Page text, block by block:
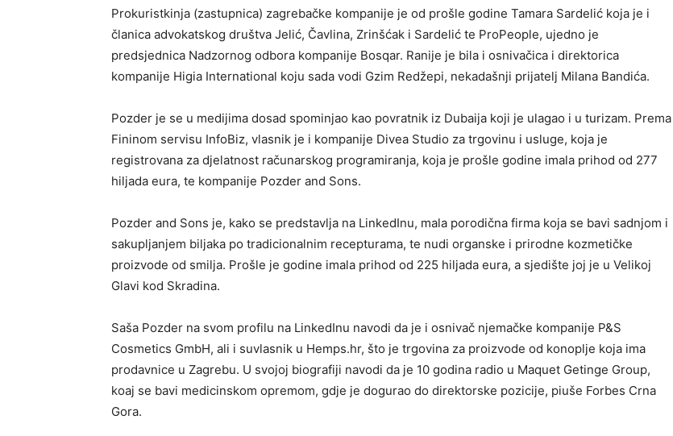
Prokuristkinja (zastupnica) zagrebačke kompanije je od prošle godine Tamara Sardelić koja je i
članica advokatskog društva Jelić, Čavlina, Zrinšćak i Sardelić te ProPeople, ujedno je
predsjednica Nadzornog odbora kompanije Bosqar. Ranije je bila i osnivačica i direktorica
kompanije Higia International koju sada vodi Gzim Redžepi, nekadašnji prijatelj Milana Bandića.
Pozder je se u medijima dosad spominjao kao povratnik iz Dubaija koji je ulagao i u turizam. Prema
Fininom servisu InfoBiz, vlasnik je i kompanije Divea Studio za trgovinu i usluge, koja je
registrovana za djelatnost računarskog programiranja, koja je prošle godine imala prihod od 277
hiljada eura, te kompanije Pozder and Sons.
Pozder and Sons je, kako se predstavlja na LinkedInu, mala porodična firma koja se bavi sadnjom i
sakupljanjem biljaka po tradicionalnim recepturama, te nudi organske i prirodne kozmetičke
proizvode od smilja. Prošle je godine imala prihod od 225 hiljada eura, a sjedište joj je u Velikoj
Glavi kod Skradina.
Saša Pozder na svom profilu na LinkedInu navodi da je i osnivač njemačke kompanije P&S
Cosmetics GmbH, ali i suvlasnik u Hemps.hr, što je trgovina za proizvode od konoplje koja ima
prodavnice u Zagrebu. U svojoj biografiji navodi da je 10 godina radio u Maquet Getinge Group,
koaj se bavi medicinskom opremom, gdje je dogurao do direktorske pozicije, piuše Forbes Crna
Gora.